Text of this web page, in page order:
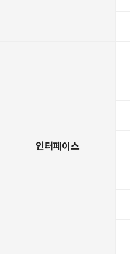
인터페이스